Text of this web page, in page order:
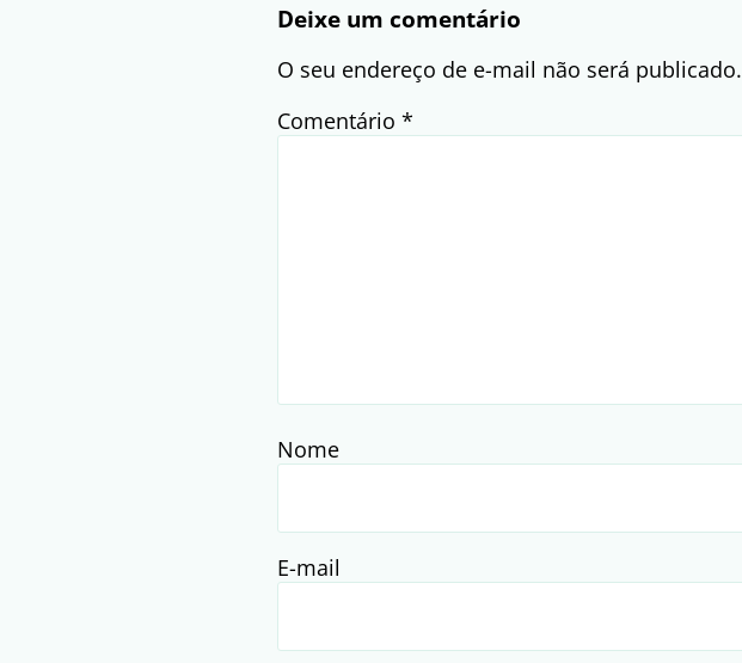
Deixe um comentário
O seu endereço de e-mail não será publicado.
Comentário *
Nome
E-mail